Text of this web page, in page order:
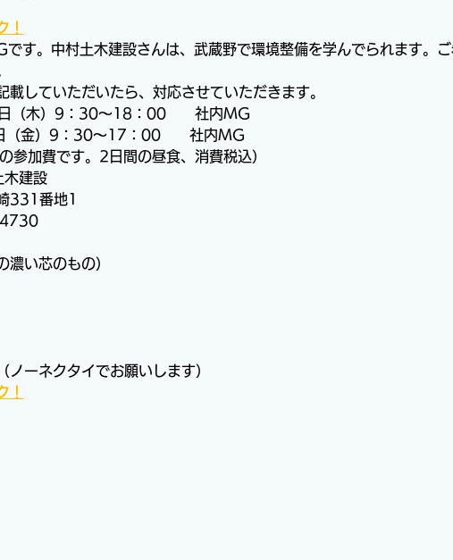
！
す。中村土木建設さんは、武蔵野で環境整備を学んでられます。
載していただいたら、対応させていただきます。
（木）9：30～18：00　　社内MG
30～17：00　　社内MG
加費です。2日間の昼食、消費税込）
土木建設
番地1
濃い芯のもの）
ーネクタイでお願いします）
！